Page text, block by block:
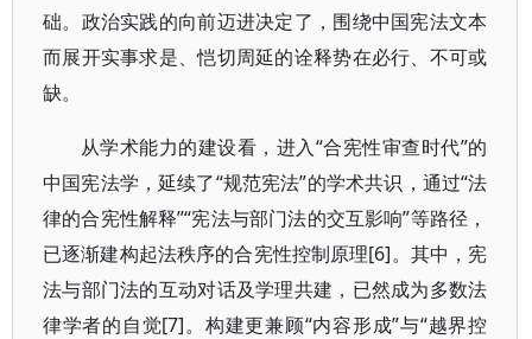
础。政治实践的向前迈进决定了，围绕中国宪法文本
而展开实事求是、恺切周延的诠释势在必行、不可或
缺。
从学术能力的建设看，进入“合宪性审查时代”的
中国宪法学，延续了“规范宪法”的学术共识，通过“法
律的合宪性解释”“宪法与部门法的交互影响”等路径，
已逐渐建构起法秩序的合宪性控制原理[6]。其中，宪
法与部门法的互动对话及学理共建，已然成为多数法
律学者的自觉[7]。构建更兼顾“内容形成”与“越界控